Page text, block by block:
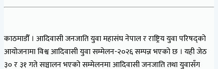
काठमाडौँ । आदिवासी जनजाति युवा महासंघ नेपाल र राष्ट्रिय युवा परिषद्को
आयोजनामा विश्व आदिवासी युवा सम्मेलन-२०२६ सम्पन्न भएको छ । यही जेठ
३० र ३१ गते सञ्चालन भएको सम्मेलनमा आदिवासी जनजाति तथा युवासँग